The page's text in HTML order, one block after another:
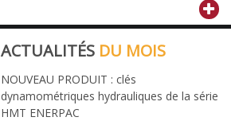
ACTUALITÉS DU MOIS
NOUVEAU PRODUIT : clés
dynamométriques hydrauliques de la série
HMT ENERPAC